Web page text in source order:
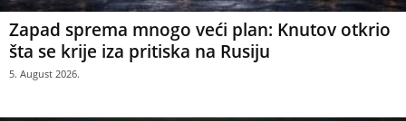
Zapad sprema mnogo veći plan: Knutov otkrio
šta se krije iza pritiska na Rusiju
5. August 2026.